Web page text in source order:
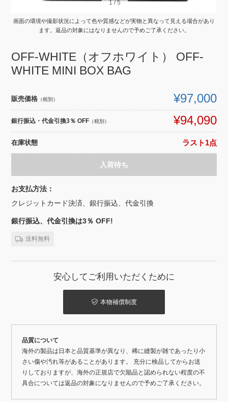
1/5
1/5
画面の環境や撮影状況によって色や質感などが実物と異なって見える場合があり
ます。返品の対象にはなりませんので予めご了承ください。
OFF-WHITE（オフホワイト） OFF-
WHITE MINI BOX BAG
販売価格 （税別） ¥97,000
銀行振込・代金引換3％ OFF （税別） ¥94,090
在庫状態 ラスト1点
入荷待ち
お支払方法：
クレジットカード決済、銀行振込、代金引換
銀行振込、代金引換は3％ OFF!
送料無料
安心してご利用いただくために
本物補償制度
品質について
海外の製品は日本と品質基準が異なり、稀に縫製が雑であったり小
さい傷や汚れ等があることがあります。 充分に検品してからお送
りしておりますが、海外の正規店で欠陥品と認められない程度の不
具合については返品の対象になりませんので予めご了承ください。